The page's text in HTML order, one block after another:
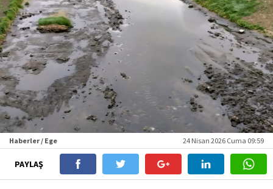
Haberler / Ege 24 Nisan 2026 Cuma 09:59
PAYLAŞ